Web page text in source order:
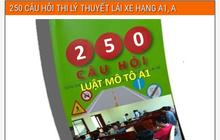
250 CÂU HỎI THI LÝ THUYẾT LÁI XE HẠNG A1, A